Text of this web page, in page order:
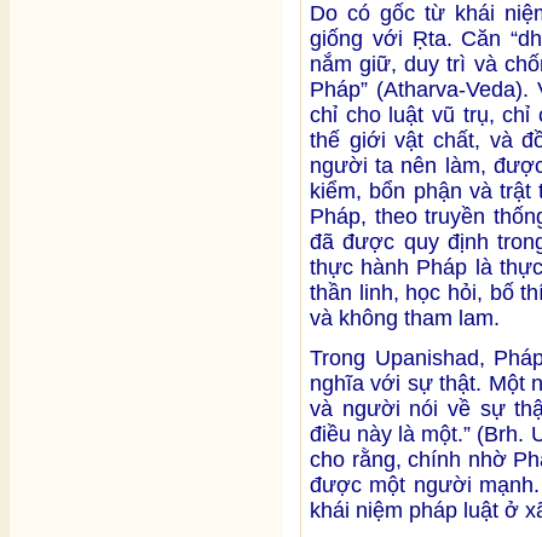
Do có gốc từ khái
giống với Ṛta. Căn
nắm giữ, duy trì và
Pháp” (Atharva-
chỉ cho luật vũ trụ, chỉ
thế giới vật chất, và
người ta nên làm,
kiểm, bổn phận và
Pháp, theo truyền
đã được quy định
thực hành Pháp là
thần linh, học hỏi, bố
và không tham lam.
Trong Upanishad,
nghĩa với sự thật. Một
và người nói về sự
điều này là một.” (Brh.
cho rằng, chính nhờ
được một người
khái niệm pháp luật ở